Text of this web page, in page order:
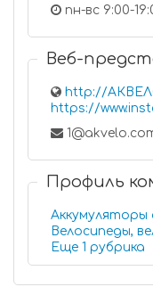
пн-вс 9:00-
Веб-
http://
https://
Профиль
Аккумуляторы
Велосипеды,
Еще 1 рубрика